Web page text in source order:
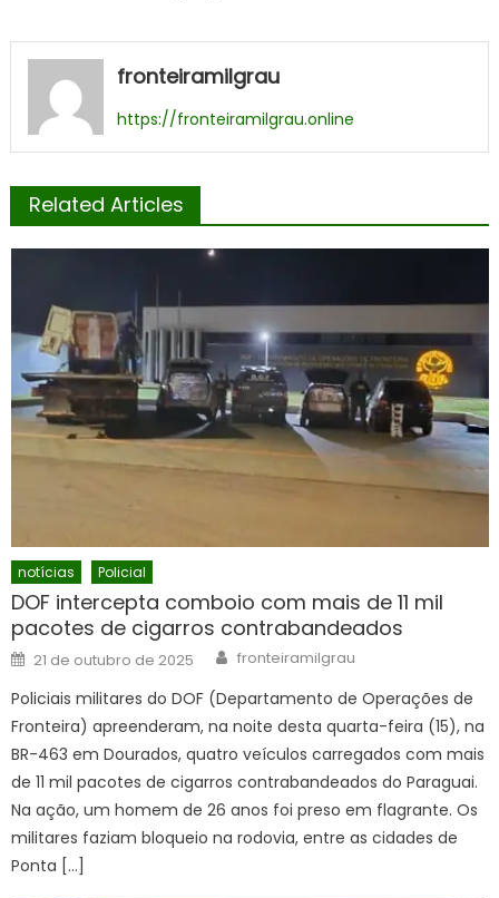
fronteiramilgrau
https://fronteiramilgrau.online
Related Articles
notícias Policial
DOF intercepta comboio com mais de 11 mil
pacotes de cigarros contrabandeados
Posted
on
21 de outubro de 2025 Author
fronteiramilgrau
Policiais militares do DOF (Departamento de Operações de
Fronteira) apreenderam, na noite desta quarta-feira (15), na
BR-463 em Dourados, quatro veículos carregados com mais
de 11 mil pacotes de cigarros contrabandeados do Paraguai.
Na ação, um homem de 26 anos foi preso em flagrante. Os
militares faziam bloqueio na rodovia, entre as cidades de
Ponta […]